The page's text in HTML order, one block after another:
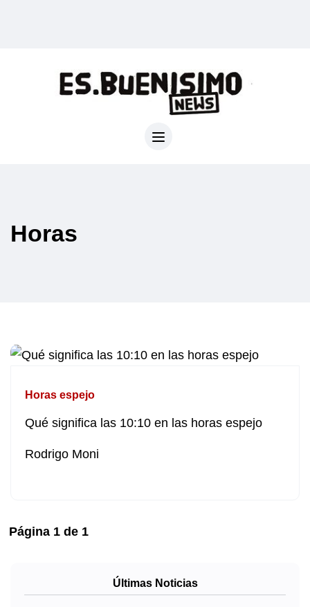
Horas
Horas espejo
Qué significa las 10:10 en las horas espejo
Rodrigo Moni
Página 1 de 1
Últimas Noticias